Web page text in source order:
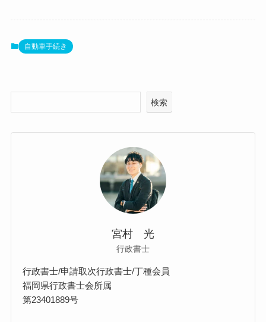
自動車手続き
検索
宮村 光
行政書士
行政書士/申請取次行政書士/丁種会員
福岡県行政書士会所属
第23401889号